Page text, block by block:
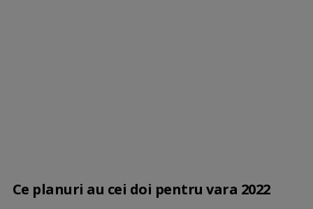
Ce planuri au cei doi pentru vara 2022